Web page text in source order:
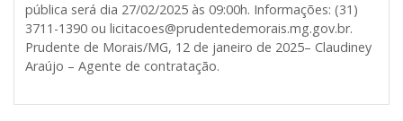
pública será dia 27/02/2025 às 09:00h. Informações: (31)
3711-1390 ou licitacoes@prudentedemorais.mg.gov.br.
Prudente de Morais/MG, 12 de janeiro de 2025– Claudiney
Araújo – Agente de contratação.